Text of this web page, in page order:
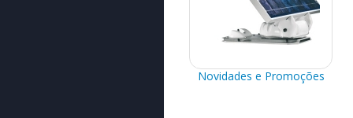
Novidades e Promoções